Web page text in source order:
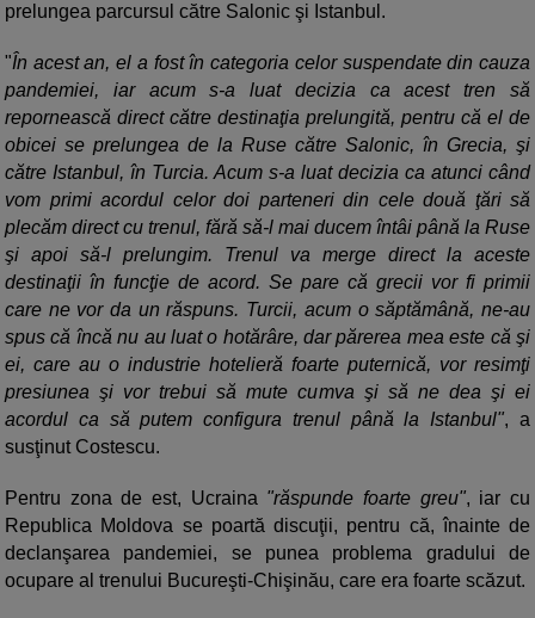
prelungea parcursul către Salonic şi Istanbul.
"În acest an, el a fost în categoria celor suspendate din cauza
pandemiei, iar acum s-a luat decizia ca acest tren să
repornească direct către destinaţia prelungită, pentru că el de
obicei se prelungea de la Ruse către Salonic, în Grecia, şi
către Istanbul, în Turcia. Acum s-a luat decizia ca atunci când
vom primi acordul celor doi parteneri din cele două ţări să
plecăm direct cu trenul, fără să-l mai ducem întâi până la Ruse
şi apoi să-l prelungim. Trenul va merge direct la aceste
destinaţii în funcţie de acord. Se pare că grecii vor fi primii
care ne vor da un răspuns. Turcii, acum o săptămână, ne-au
spus că încă nu au luat o hotărâre, dar părerea mea este că şi
ei, care au o industrie hotelieră foarte puternică, vor resimţi
presiunea şi vor trebui să mute cumva şi să ne dea şi ei
acordul ca să putem configura trenul până la Istanbul", a
susţinut Costescu.
Pentru zona de est, Ucraina "răspunde foarte greu", iar cu
Republica Moldova se poartă discuţii, pentru că, înainte de
declanşarea pandemiei, se punea problema gradului de
ocupare al trenului Bucureşti-Chişinău, care era foarte scăzut.